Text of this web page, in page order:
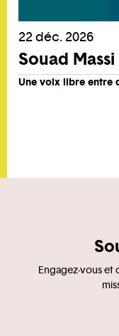
22 déc. 2026
Souad Massi
Une voix libre entre
Engagez-vous et